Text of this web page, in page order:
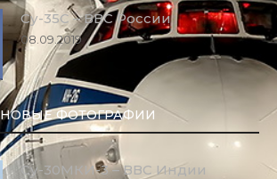
Су-35С – ВВС России
08.09.2019
НОВЫЕ ФОТОГРАФИИ
Су-30МКИ-3 – ВВС Индии